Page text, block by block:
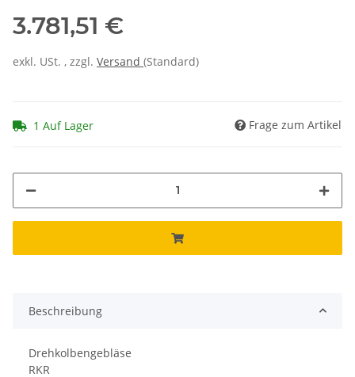
3.781,51 €
exkl. USt. , zzgl. Versand (Standard)
1 Auf Lager Frage zum Artikel
Beschreibung
Drehkolbengebläse
RKR